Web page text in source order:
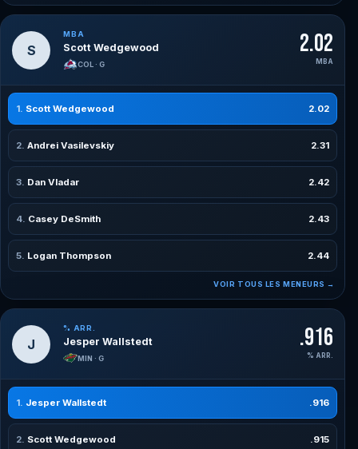
S
MBA
Scott Wedgewood
COL · G
2.02
MBA
Scott Wedgewood 2.02
Andrei Vasilevskiy 2.31
Dan Vladar 2.42
Casey DeSmith 2.43
Logan Thompson 2.44
VOIR TOUS LES MENEURS →
J
% ARR.
Jesper Wallstedt
MIN · G
.916
% ARR.
Jesper Wallstedt .916
Scott Wedgewood .915